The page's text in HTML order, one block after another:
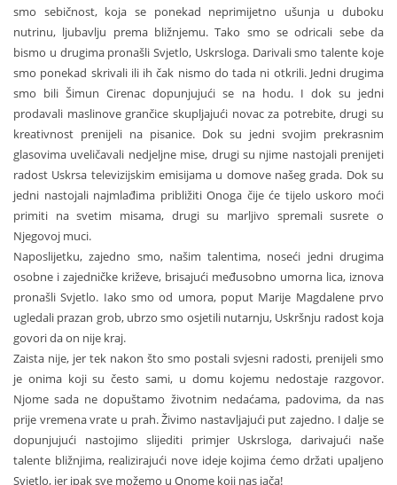
smo sebičnost, koja se ponekad neprimijetno ušunja u duboku
nutrinu, ljubavlju prema bližnjemu. Tako smo se odricali sebe da
bismo u drugima pronašli Svjetlo, Uskrsloga. Darivali smo talente koje
smo ponekad skrivali ili ih čak nismo do tada ni otkrili. Jedni drugima
smo bili Šimun Cirenac dopunjujući se na hodu. I dok su jedni
prodavali maslinove grančice skupljajući novac za potrebite, drugi su
kreativnost prenijeli na pisanice. Dok su jedni svojim prekrasnim
glasovima uveličavali nedjeljne mise, drugi su njime nastojali prenijeti
radost Uskrsa televizijskim emisijama u domove našeg grada. Dok su
jedni nastojali najmlađima približiti Onoga čije će tijelo uskoro moći
primiti na svetim misama, drugi su marljivo spremali susrete o
Njegovoj muci.
Naposlijetku, zajedno smo, našim talentima, noseći jedni drugima
osobne i zajedničke križeve, brisajući međusobno umorna lica, iznova
pronašli Svjetlo. Iako smo od umora, poput Marije Magdalene prvo
ugledali prazan grob, ubrzo smo osjetili nutarnju, Uskršnju radost koja
govori da on nije kraj.
Zaista nije, jer tek nakon što smo postali svjesni radosti, prenijeli smo
je onima koji su često sami, u domu kojemu nedostaje razgovor.
Njome sada ne dopuštamo životnim nedaćama, padovima, da nas
prije vremena vrate u prah. Živimo nastavljajući put zajedno. I dalje se
dopunjujući nastojimo slijediti primjer Uskrsloga, darivajući naše
talente bližnjima, realizirajući nove ideje kojima ćemo držati upaljeno
Svjetlo, jer ipak sve možemo u Onome koji nas jača!